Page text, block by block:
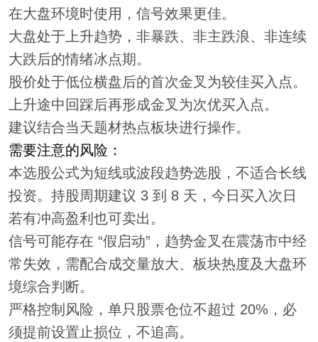
在大盘环境时使用，信号效果更佳。
大盘处于上升趋势，非暴跌、非主跌浪、非连续
大跌后的情绪冰点期。
股价处于低位横盘后的首次金叉为较佳买入点。
上升途中回踩后再形成金叉为次优买入点。
建议结合当天题材热点板块进行操作。
需要注意的风险：
本选股公式为短线或波段趋势选股，不适合长线
投资。持股周期建议 3 到 8 天，今日买入次日
若有冲高盈利也可卖出。
信号可能存在 “假启动”，趋势金叉在震荡市中经
常失效，需配合成交量放大、板块热度及大盘环
境综合判断。
严格控制风险，单只股票仓位不超过 20%，必
须提前设置止损位，不追高。